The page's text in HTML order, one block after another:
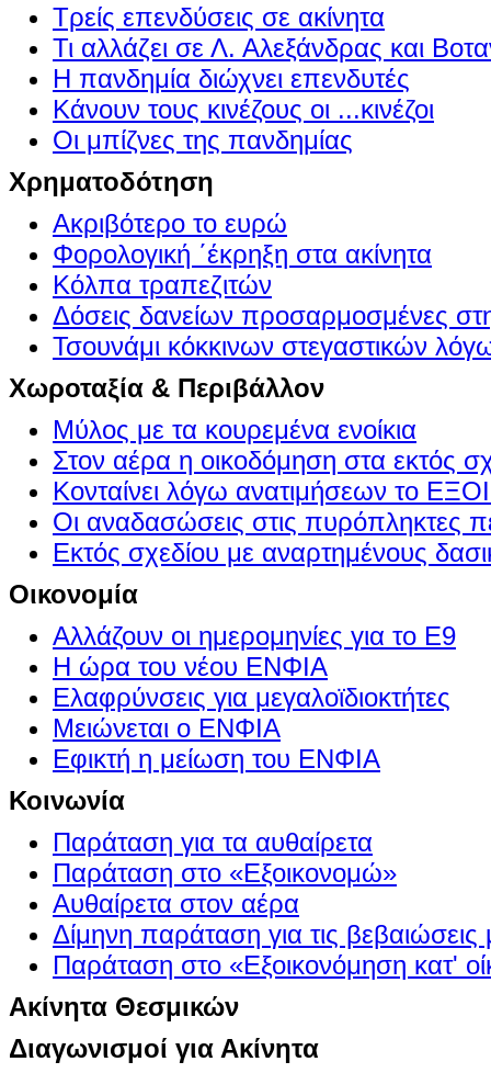
Τρείς επενδύσεις σε ακίνητα
Τι αλλάζει σε Λ. Αλεξάνδρας και
Η πανδημία διώχνει επενδυτές
Κάνουν τους κινέζους οι ...κινέζοι
Οι μπίζνες της πανδημίας
Χρηματοδότηση
Ακριβότερο το ευρώ
Φορολογική ΄έκρηξη στα ακίνητα
Κόλπα τραπεζιτών
Δόσεις δανείων προσαρμοσμένες
Τσουνάμι κόκκινων στεγαστικών
Χωροταξία & Περιβάλλον
Μύλος με τα κουρεμένα ενοίκια
Στον αέρα η οικοδόμηση στα εκτός
Κονταίνει λόγω ανατιμήσεων το
Οι αναδασώσεις στις πυρόπληκτες
Εκτός σχεδίου με αναρτημένους
Οικονομία
Αλλάζουν οι ημερομηνίες για το Ε9
Η ώρα του νέου ΕΝΦΙΑ
Ελαφρύνσεις για μεγαλοϊδιοκτήτες
Μειώνεται ο ΕΝΦΙΑ
Εφικτή η μείωση του ΕΝΦΙΑ
Κοινωνία
Παράταση για τα αυθαίρετα
Παράταση στο «Εξοικονομώ»
Αυθαίρετα στον αέρα
Δίμηνη παράταση για τις βεβαιώσεις
Παράταση στο «Εξοικονόμηση κατ'
Ακίνητα Θεσμικών
Διαγωνισμοί για Ακίνητα